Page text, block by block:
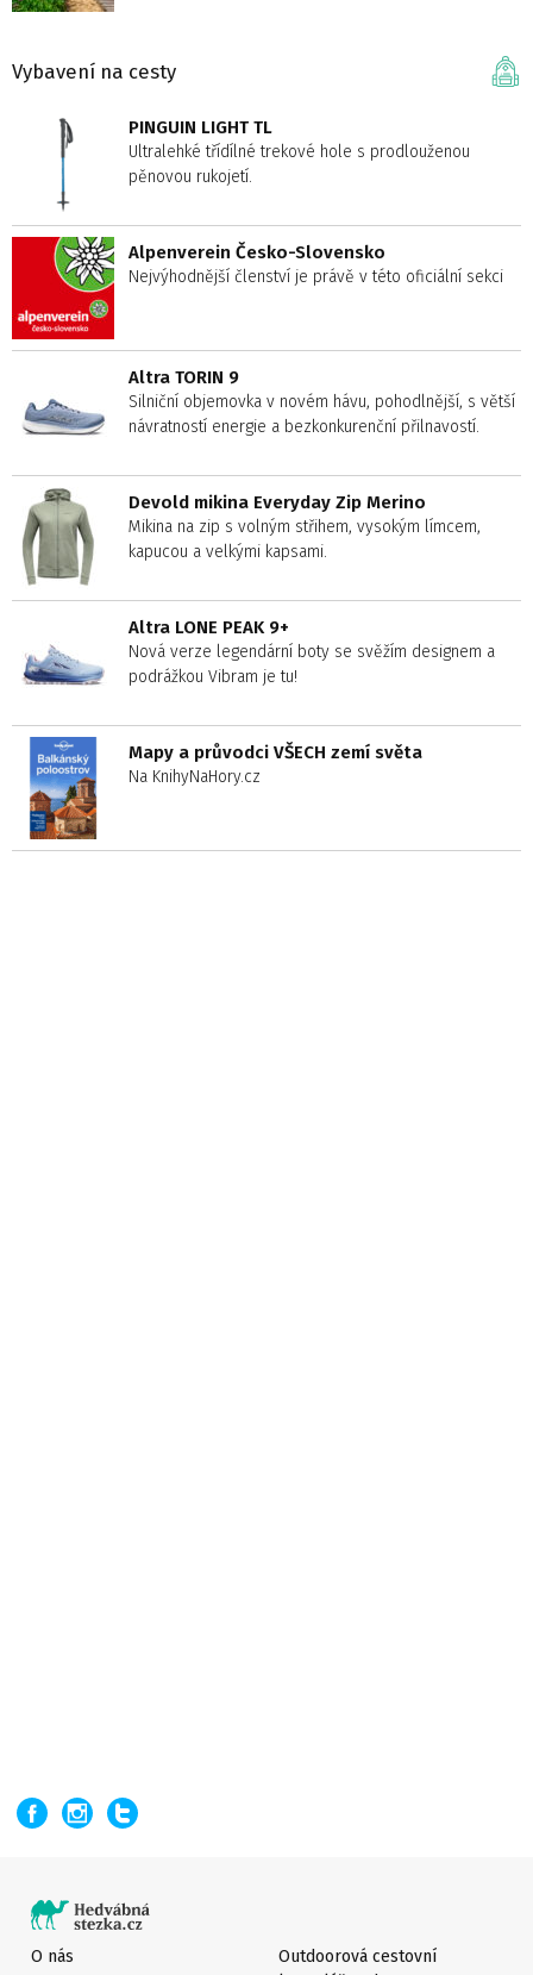
Vybavení na cesty
PINGUIN LIGHT TL
Ultralehké třídílné trekové hole s prodlouženou
pěnovou rukojetí.
Alpenverein Česko-Slovensko
Nejvýhodnější členství je právě v této oficiální sekci
Altra TORIN 9
Silniční objemovka v novém hávu, pohodlnější, s větší
návratností energie a bezkonkurenční přilnavostí.
Devold mikina Everyday Zip Merino
Mikina na zip s volným střihem, vysokým límcem,
kapucou a velkými kapsami.
Altra LONE PEAK 9+
Nová verze legendární boty se svěžím designem a
podrážkou Vibram je tu!
Mapy a průvodci VŠECH zemí světa
Na KnihyNaHory.cz
O nás
Outdoorová cestovní